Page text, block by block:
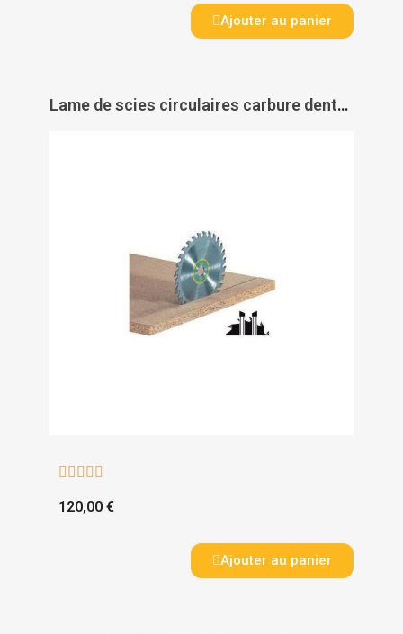
Ajouter au panier
Lame de scies circulaires carbure denture alternée pour finition Festool - FESTOOL
    
120,00 €
Ajouter au panier